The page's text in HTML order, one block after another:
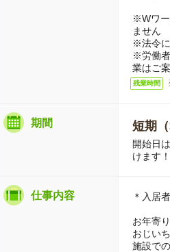
※Wワー
ません
※法令
※労働
業はご
残業時間
期間 短期（
開始日
けます！
仕事内容 ＊入居
お年寄
おじい
施設で